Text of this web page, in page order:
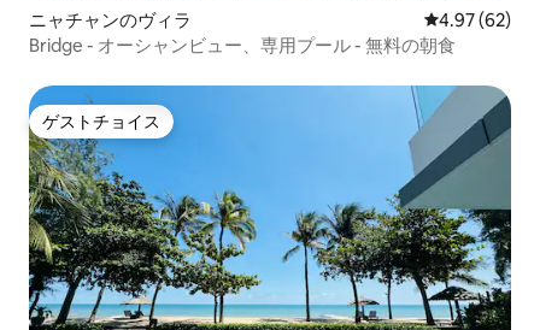
ニャチャンのヴィラ レビュー62
4.97 (62)
Bridge - オーシャンビュー、専用プール - 無料の朝食
ゲストチョイス
ゲストチョイス